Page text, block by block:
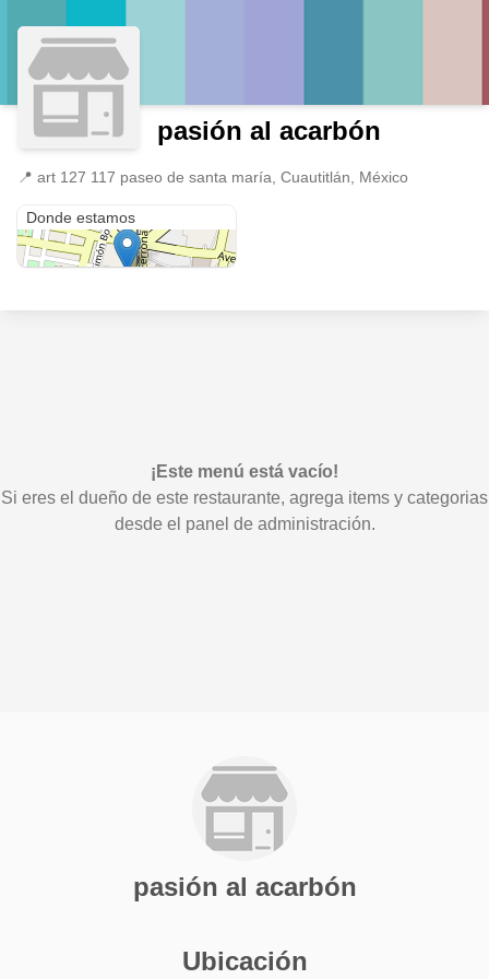
pasión al acarbón
📍 art 127 117 paseo de santa maría, Cuautitlán, México
Donde estamos
¡Este menú está vacío!
Si eres el dueño de este restaurante, agrega items y categorias
desde el panel de administración.
pasión al acarbón
Ubicación